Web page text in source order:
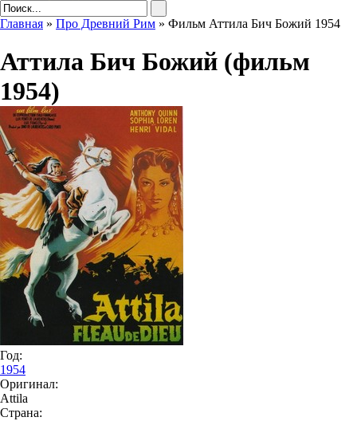
Главная » Про Древний Рим » Фильм Аттила Бич Божий 1954
Аттила Бич Божий (фильм
1954)
Год:
1954
Оригинал:
Attila
Страна: